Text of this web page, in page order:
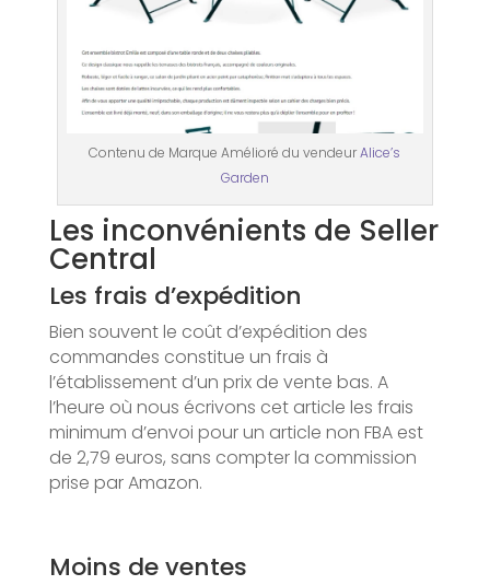
Contenu de Marque Amélioré du vendeurAlice’s
Garden
Les inconvénients de Seller
Central
Les frais d’expédition
Bien souvent le coût d’expédition des
commandes constitue un frais à
l’établissement d’un prix de vente bas. A
l’heure où nous écrivons cet article les frais
minimum d’envoi pour un article non FBA est
de 2,79 euros, sans compter la commission
prise par Amazon.
Moins de ventes